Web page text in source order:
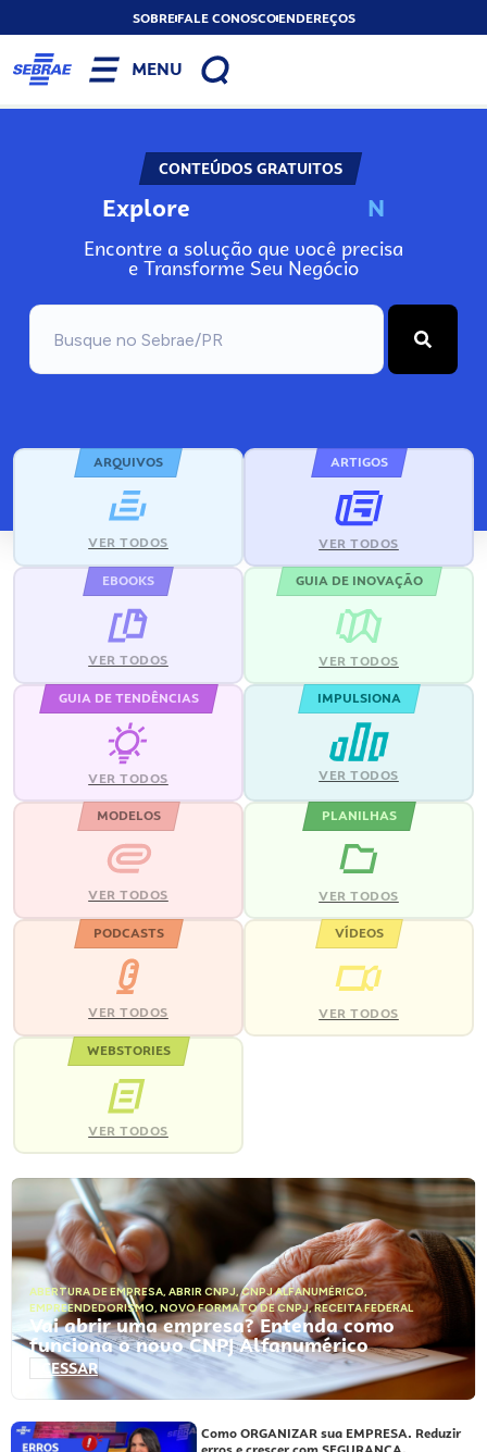
SOBREFALE CONOSCOENDEREÇOS
MENU
CONTEÚDOS GRATUITOS
Explore N
Encontre a solução que você precisa
e Transforme Seu Negócio
ARQUIVOS
VER TODOS
ARTIGOS
VER TODOS
EBOOKS
VER TODOS
GUIA DE INOVAÇÃO
VER TODOS
GUIA DE TENDÊNCIAS
VER TODOS
IMPULSIONA
VER TODOS
MODELOS
VER TODOS
PLANILHAS
VER TODOS
PODCASTS
VER TODOS
VÍDEOS
VER TODOS
WEBSTORIES
VER TODOS
ABERTURA DE EMPRESA, ABRIR CNPJ,CNPJ ALFANUMÉRICO,
EMPREENDEDORISMO, NOVO FORMATO DE CNPJ,RECEITA FEDERAL
Vai abrir uma empresa? Entenda como
funciona o novo CNPJ Alfanumérico
ACESSAR
Como ORGANIZAR sua EMPRESA. Reduzir